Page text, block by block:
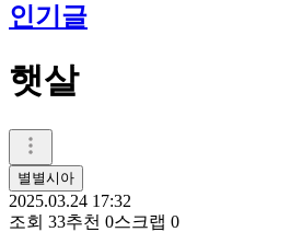
인기글
햇살
별별시아
2025.03.24 17:32
조회 33추천 0스크랩 0